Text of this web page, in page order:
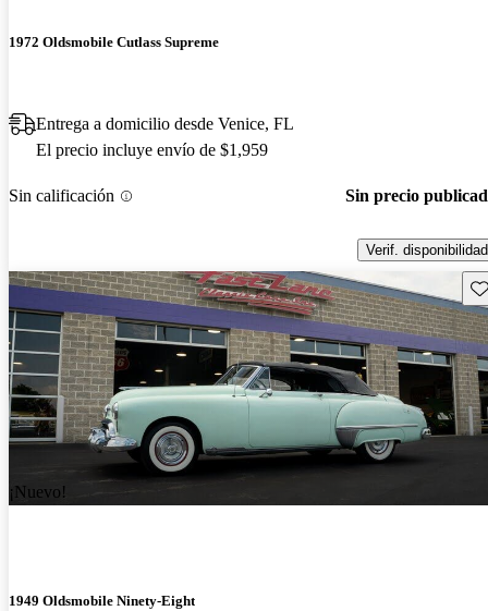
1972 Oldsmobile Cutlass Supreme
Entrega a domicilio desde Venice, FL
El precio incluye envío de $1,959
Sin calificación Sin precio
Verif. disponibilidad
¡Nuevo!
1949 Oldsmobile Ninety-Eight